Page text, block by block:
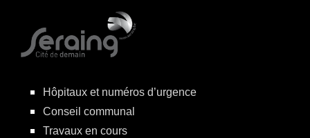
Hôpitaux et numéros d’urgence
Conseil communal
Travaux en cours